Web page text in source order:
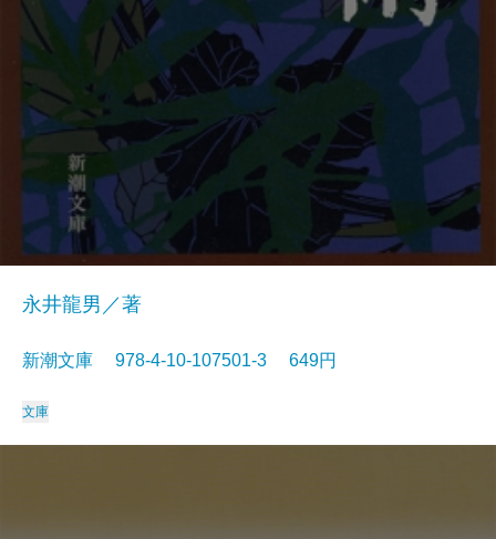
永井龍男／著
新潮文庫 978-4-10-107501-3 649円
文庫